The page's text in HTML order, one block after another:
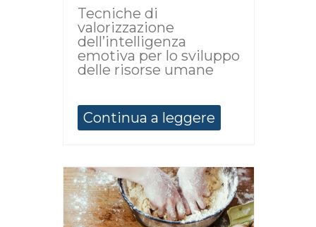
Tecniche di
valorizzazione
dell’intelligenza
emotiva per lo sviluppo
delle risorse umane
Continua a leggere